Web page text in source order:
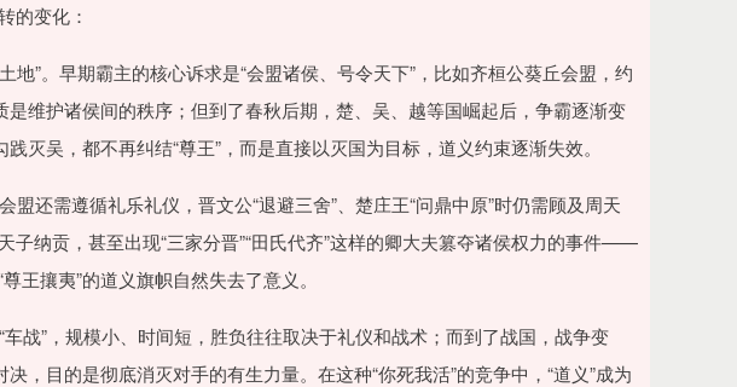
的变化：
地”。早期霸主的核心诉求是“会盟诸侯、号令天下”，比如齐桓公葵丘会盟，约
是维护诸侯间的秩序；但到了春秋后期，楚、吴、越等国崛起后，争霸逐渐变
灭吴，都不再纠结“尊王”，而是直接以灭国为目标，道义约束逐渐失效。
还需遵循礼乐礼仪，晋文公“退避三舍”、楚庄王“问鼎中原”时仍需顾及周天
子纳贡，甚至出现“三家分晋”“田氏代齐”这样的卿大夫篡夺诸侯权力的事件——
王攘夷”的道义旗帜自然失去了意义。
战”，规模小、时间短，胜负往往取决于礼仪和战术；而到了战国，战争变
，目的是彻底消灭对手的有生力量。在这种“你死我活”的竞争中，“道义”成为